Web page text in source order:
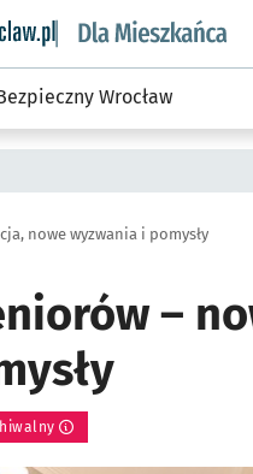
wroclaw.pl
Wrocław
nowe wyzwania i pomysły
–